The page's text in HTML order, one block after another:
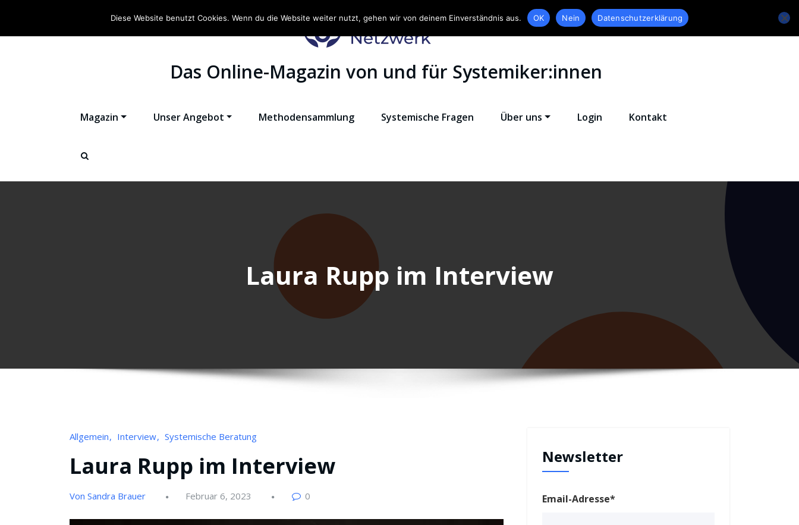
Das Online-Magazin von und für Systemiker:innen
Magazin Unser Angebot Methodensammlung Systemische Fragen Über uns Login Kontakt
Laura Rupp im Interview
Allgemein Interview Systemische Beratung
Laura Rupp im Interview
Von Sandra Brauer Februar 6, 2023 0
Newsletter
Email-Adresse*
Diese Website benutzt Cookies. Wenn du die Website weiter nutzt, gehen wir von deinem Einverständnis aus. OK Nein Datenschutzerklärung